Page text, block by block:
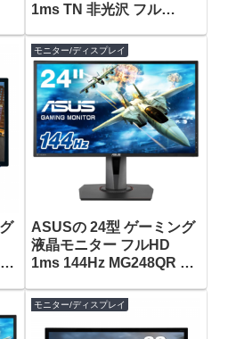
1ms TN 非光沢 フル
VX248H がタイムセール
で15,108円！
モニター/ディスプレイ
ASUSの 24型 ゲーミング
液晶モニター フルHD
1ms 144Hz MG248QR が
円！
モニター/ディスプレイ